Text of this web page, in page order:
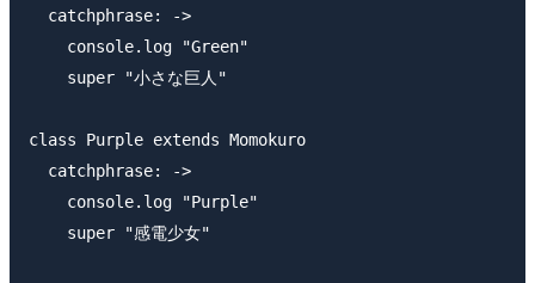
  catchphrase: ->
    console.log "Green"
    super "小さな巨人"
class Purple extends Momokuro
  catchphrase: ->
    console.log "Purple"
    super "感電少女"